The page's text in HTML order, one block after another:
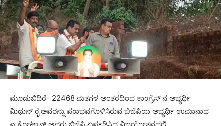
ಮೂಡುಬಿದಿರೆ- 22468 ಮತಗಳ ಅಂತರದಿಂದ ಕಾಂಗ್ರೆಸ್ ನ ಅಭ್ಯರ್ಥಿ
ಮಿಥುನ್ ರೈ ಅವರನ್ನು ಪರಾಭವಗೊಳಿಸಿರುವ ಬಿಜೆಪಿಯ ಅಭ್ಯರ್ಥಿ ಉಮಾನಾಥ
ಎ.ಕೋಟ್ಯಾನ್ ಅವರು ಬಿಜೆಪಿ ಏರ್ಪಡಿಸಿದ ವಿಜಯೋತ್ಸವದಲ್ಲಿ